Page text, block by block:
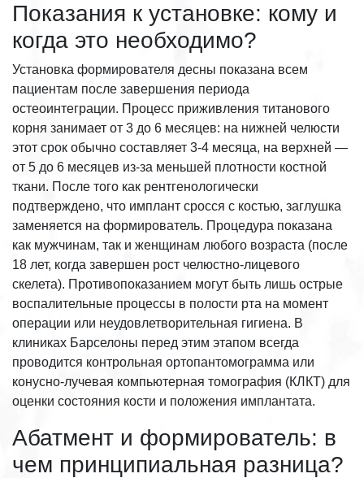
Показания к установке: кому и
когда это необходимо?
Установка формирователя десны показана всем
пациентам после завершения периода
остеоинтеграции. Процесс приживления титанового
корня занимает от 3 до 6 месяцев: на нижней челюсти
этот срок обычно составляет 3-4 месяца, на верхней —
от 5 до 6 месяцев из-за меньшей плотности костной
ткани. После того как рентгенологически
подтверждено, что имплант сросся с костью, заглушка
заменяется на формирователь. Процедура показана
как мужчинам, так и женщинам любого возраста (после
18 лет, когда завершен рост челюстно-лицевого
скелета). Противопоказанием могут быть лишь острые
воспалительные процессы в полости рта на момент
операции или неудовлетворительная гигиена. В
клиниках Барселоны перед этим этапом всегда
проводится контрольная ортопантомограмма или
конусно-лучевая компьютерная томография (КЛКТ) для
оценки состояния кости и положения имплантата.
Абатмент и формирователь: в
чем принципиальная разница?